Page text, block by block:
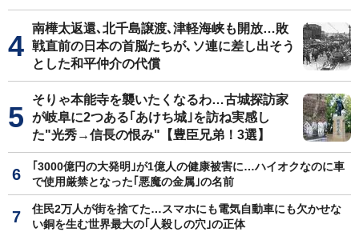
南樺太返還､北千島譲渡､津軽海峡も開放…敗
戦直前の日本の首脳たちが､ソ連に差し出そう
とした和平仲介の代償
そりゃ本能寺を襲いたくなるわ…古城探訪家
が岐阜に2つある｢あけち城｣を訪ね実感し
た"光秀→信長の恨み"【豊臣兄弟！3選】
｢3000億円の大発明｣が1億人の健康被害に…ハイオクなのに車
で使用厳禁となった｢悪魔の金属｣の名前
住民2万人が街を捨てた…スマホにも電気自動車にも欠かせな
い銅を生む世界最大の｢人殺しの穴｣の正体